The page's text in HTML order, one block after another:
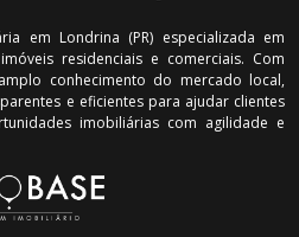
em Londrina (PR) especializada em
residenciais e comerciais. Com
conhecimento do mercado local,
e eficientes para ajudar clientes
imobiliárias com agilidade e